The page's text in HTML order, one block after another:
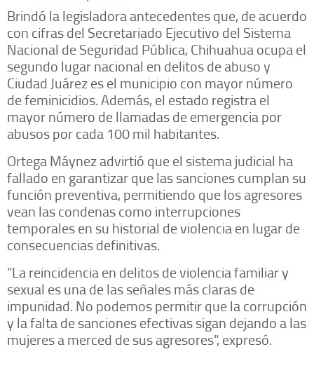
Brindó la legisladora antecedentes que, de acuerdo
con cifras del Secretariado Ejecutivo del Sistema
Nacional de Seguridad Pública, Chihuahua ocupa el
segundo lugar nacional en delitos de abuso y
Ciudad Juárez es el municipio con mayor número
de feminicidios. Además, el estado registra el
mayor número de llamadas de emergencia por
abusos por cada 100 mil habitantes.
Ortega Máynez advirtió que el sistema judicial ha
fallado en garantizar que las sanciones cumplan su
función preventiva, permitiendo que los agresores
vean las condenas como interrupciones
temporales en su historial de violencia en lugar de
consecuencias definitivas.
"La reincidencia en delitos de violencia familiar y
sexual es una de las señales más claras de
impunidad. No podemos permitir que la corrupción
y la falta de sanciones efectivas sigan dejando a las
mujeres a merced de sus agresores", expresó.